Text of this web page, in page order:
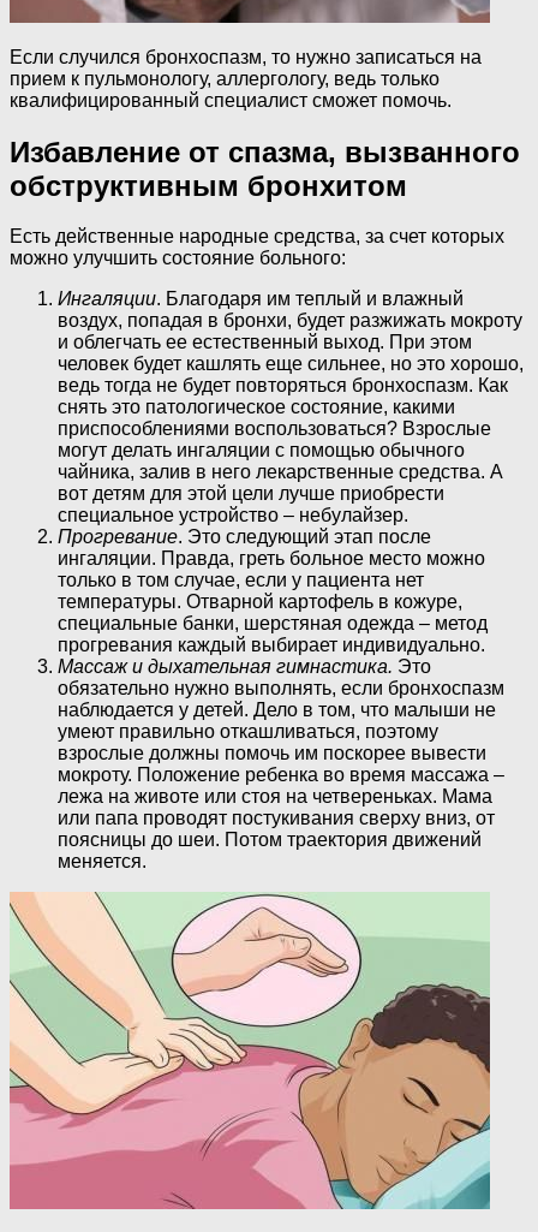
Если случился бронхоспазм, то нужно записаться на
прием к пульмонологу, аллергологу, ведь только
квалифицированный специалист сможет помочь.
Избавление от спазма, вызванного
обструктивным бронхитом
Есть действенные народные средства, за счет которых
можно улучшить состояние больного:
Ингаляции. Благодаря им теплый и влажный
воздух, попадая в бронхи, будет разжижать мокроту
и облегчать ее естественный выход. При этом
человек будет кашлять еще сильнее, но это хорошо,
ведь тогда не будет повторяться бронхоспазм. Как
снять это патологическое состояние, какими
приспособлениями воспользоваться? Взрослые
могут делать ингаляции с помощью обычного
чайника, залив в него лекарственные средства. А
вот детям для этой цели лучше приобрести
специальное устройство – небулайзер.
Прогревание. Это следующий этап после
ингаляции. Правда, греть больное место можно
только в том случае, если у пациента нет
температуры. Отварной картофель в кожуре,
специальные банки, шерстяная одежда – метод
прогревания каждый выбирает индивидуально.
Массаж и дыхательная гимнастика. Это
обязательно нужно выполнять, если бронхоспазм
наблюдается у детей. Дело в том, что малыши не
умеют правильно откашливаться, поэтому
взрослые должны помочь им поскорее вывести
мокроту. Положение ребенка во время массажа –
лежа на животе или стоя на четвереньках. Мама
или папа проводят постукивания сверху вниз, от
поясницы до шеи. Потом траектория движений
меняется.